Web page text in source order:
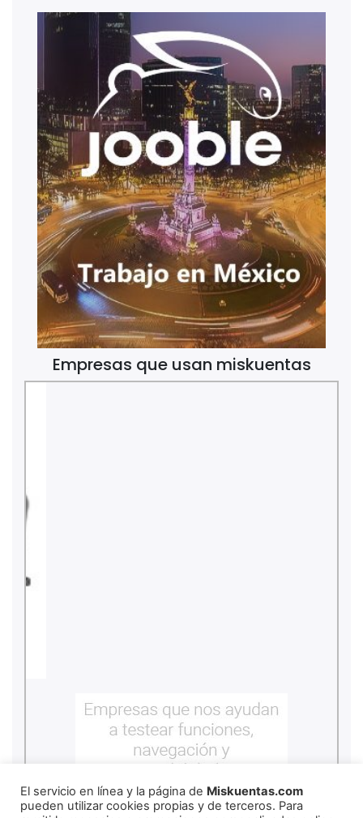
Empresas que usan miskuentas
El servicio en línea y la página de Miskuentas.com
pueden utilizar cookies propias y de terceros. Para